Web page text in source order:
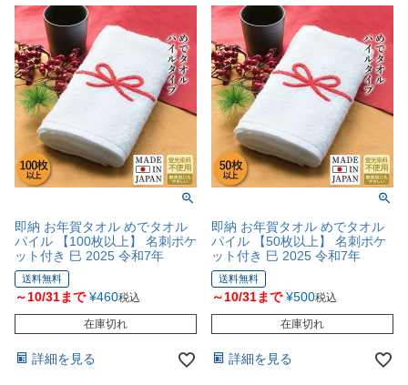
即納 お年賀タオル めでタオル
パイル 【100枚以上】 名刺ポケ
ット付き 巳 2025 令和7年
送料無料
～10/31まで ¥460税込
在庫切れ
詳細を見る
即納 お年賀タオル めでタオル
パイル 【50枚以上】 名刺ポケ
ット付き 巳 2025 令和7年
送料無料
～10/31まで ¥500税込
在庫切れ
詳細を見る